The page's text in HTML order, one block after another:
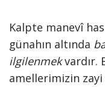
Kalpte manevî
günahın altında
ilgilenmekvardır.
amellerimizin